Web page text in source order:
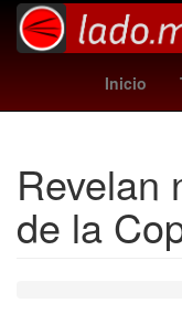
Inicio
Revelan
de la